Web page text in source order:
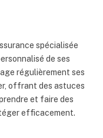
spécialisée
de ses
régulièrement ses
offrant des astuces
et faire des
efficacement.